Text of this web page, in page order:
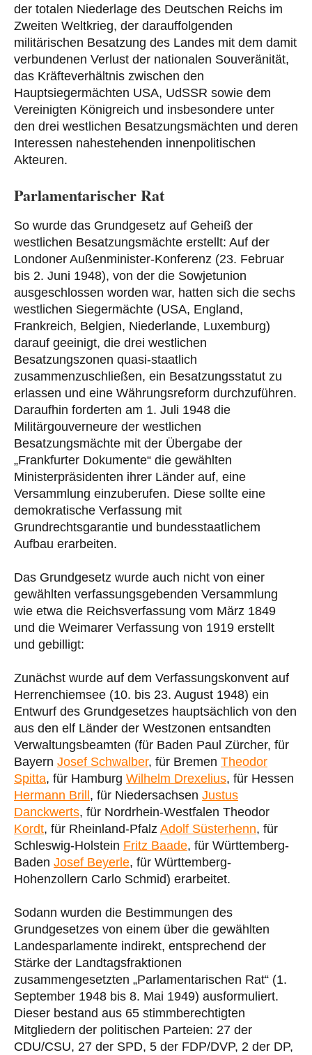
der totalen Niederlage des Deutschen Reichs im
Zweiten Weltkrieg, der darauffolgenden
militärischen Besatzung des Landes mit dem damit
verbundenen Verlust der nationalen Souveränität,
das Kräfteverhältnis zwischen den
Hauptsiegermächten USA, UdSSR sowie dem
Vereinigten Königreich und insbesondere unter
den drei westlichen Besatzungsmächten und deren
Interessen nahestehenden innenpolitischen
Akteuren.
Parlamentarischer Rat
So wurde das Grundgesetz auf Geheiß der
westlichen Besatzungsmächte erstellt: Auf der
Londoner Außenminister-Konferenz (23. Februar
bis 2. Juni 1948), von der die Sowjetunion
ausgeschlossen worden war, hatten sich die sechs
westlichen Siegermächte (USA, England,
Frankreich, Belgien, Niederlande, Luxemburg)
darauf geeinigt, die drei westlichen
Besatzungszonen quasi-staatlich
zusammenzuschließen, ein Besatzungsstatut zu
erlassen und eine Währungsreform durchzuführen.
Daraufhin forderten am 1. Juli 1948 die
Militärgouverneure der westlichen
Besatzungsmächte mit der Übergabe der
„Frankfurter Dokumente“ die gewählten
Ministerpräsidenten ihrer Länder auf, eine
Versammlung einzuberufen. Diese sollte eine
demokratische Verfassung mit
Grundrechtsgarantie und bundesstaatlichem
Aufbau erarbeiten.
Das Grundgesetz wurde auch nicht von einer
gewählten verfassungsgebenden Versammlung
wie etwa die Reichsverfassung vom März 1849
und die Weimarer Verfassung von 1919 erstellt
und gebilligt:
Zunächst wurde auf dem Verfassungskonvent auf
Herrenchiemsee (10. bis 23. August 1948) ein
Entwurf des Grundgesetzes hauptsächlich von den
aus den elf Länder der Westzonen entsandten
Verwaltungsbeamten (für Baden Paul Zürcher, für
Bayern Josef Schwalber, für Bremen Theodor
Spitta, für Hamburg Wilhelm Drexelius, für Hessen
Hermann Brill , für Niedersachsen Justus
Danckwerts, für Nordrhein-Westfalen Theodor
Kordt, für Rheinland-Pfalz Adolf Süsterhenn, für
Schleswig-Holstein Fritz Baade, für Württemberg-
Baden Josef Beyerle, für Württemberg-
Hohenzollern Carlo Schmid) erarbeitet.
Sodann wurden die Bestimmungen des
Grundgesetzes von einem über die gewählten
Landesparlamente indirekt, entsprechend der
Stärke der Landtagsfraktionen
zusammengesetzten „Parlamentarischen Rat“ (1.
September 1948 bis 8. Mai 1949) ausformuliert.
Dieser bestand aus 65 stimmberechtigten
Mitgliedern der politischen Parteien: 27 der
CDU/CSU, 27 der SPD, 5 der FDP/DVP, 2 der DP,